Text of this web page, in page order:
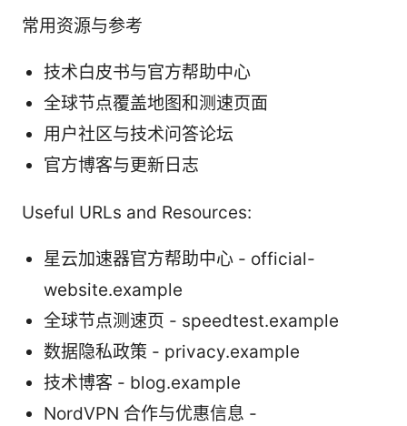
常用资源与参考
技术白皮书与官方帮助中心
全球节点覆盖地图和测速页面
用户社区与技术问答论坛
官方博客与更新日志
Useful URLs and Resources:
星云加速器官方帮助中心 - official-
website.example
全球节点测速页 - speedtest.example
数据隐私政策 - privacy.example
技术博客 - blog.example
NordVPN 合作与优惠信息 -